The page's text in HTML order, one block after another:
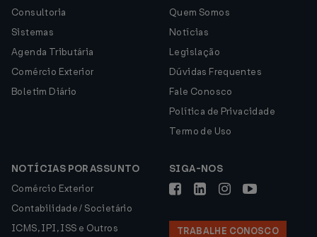
Consultoria
Sistemas
Agenda Tributária
Comércio Exterior
Boletim Diário
Quem Somos
Notícias
Legislação
Dúvidas Frequentes
Fale Conosco
Política de Privacidade
Termo de Uso
NOTÍCIAS POR ASSUNTO
Comércio Exterior
Contabilidade / Societário
ICMS, IPI, ISS e Outros
SIGA-NOS
TRABALHE CONOSCO